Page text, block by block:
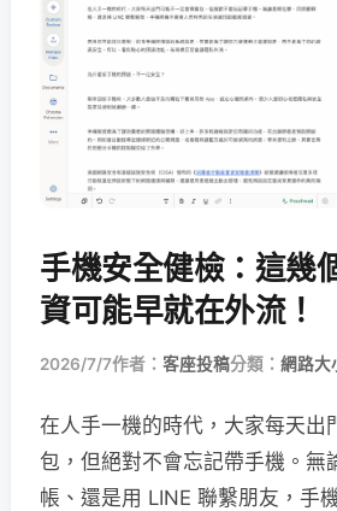
手機安全健檢：這幾
資可能早就在外流！
2026/7/7作者： 客座投稿分類： 網路大
在人手一機的時代，大家每天出
包，但絕對不會忘記帶手機。無
帳、還是用 LINE 聯繫朋友，手